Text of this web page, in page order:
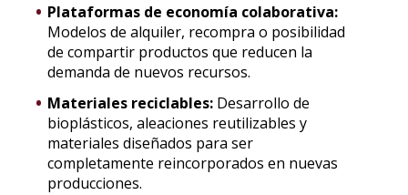
Plataformas de economía colaborativa:
Modelos de alquiler, recompra o posibilidad
de compartir productos que reducen la
demanda de nuevos recursos.
Materiales reciclables:Desarrollo de
bioplásticos, aleaciones reutilizables y
materiales diseñados para ser
completamente reincorporados en nuevas
producciones.